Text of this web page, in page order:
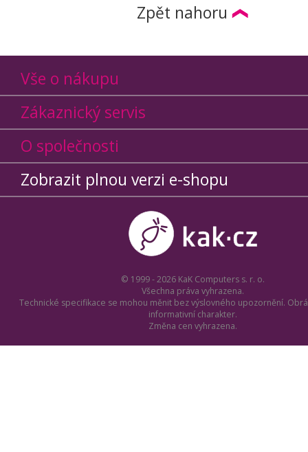
Zpět nahoru
Vše o nákupu
Zákaznický servis
O společnosti
Zobrazit plnou verzi e-shopu
© 1999 - 2026 KaK Computers s. r. o.
Všechna práva vyhrazena.
Technické specifikace se mohou měnit bez výslovného upozornění.
informativní charakter.
Změna cen vyhrazena.